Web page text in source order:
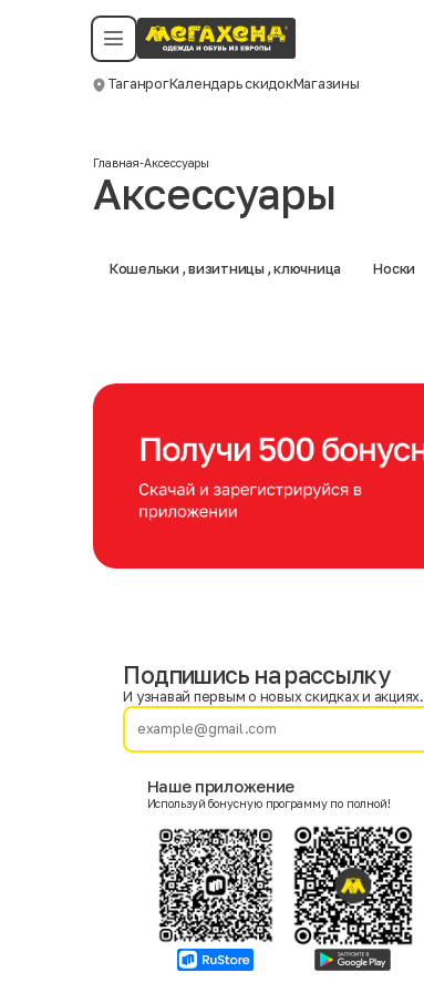
ТаганрогКалендарь скидокМагазины
Политика конфиденциальности
©️ Мегахенд 2026. Все права защищены.
Смотреть все даты
Главная-Аксессуары
Аксессуары
Кошельки , визитницы , ключница Носки
Фамилия
Женский
Согласие на получение чеков по электронной почте
Подпишись на рассылку
И узнавай первым о новых скидках и акциях.
Наше приложение
Используй бонусную программу по полной!